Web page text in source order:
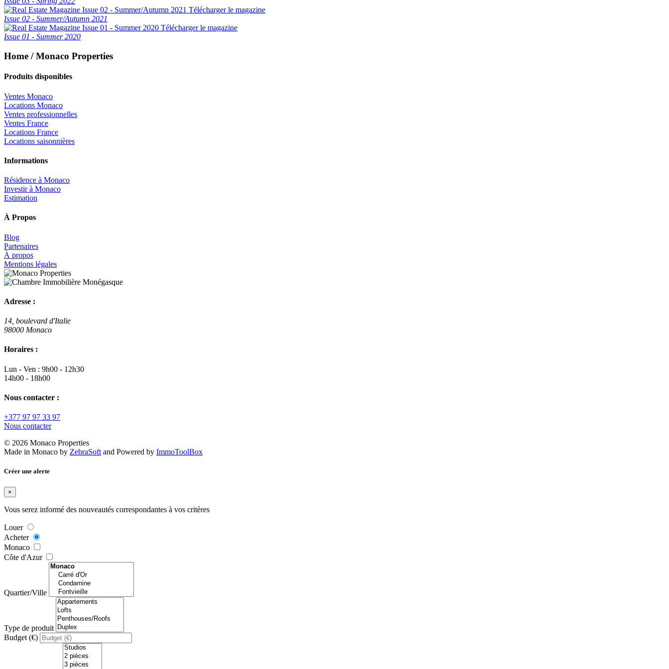
Télécharger le magazine
Issue 02 - Summer/Autumn 2021
Télécharger le magazine
Issue 01 - Summer 2020
Home / Monaco Properties
Produits disponibles
Ventes Monaco
Locations Monaco
Ventes professionnelles
Ventes France
Locations France
Locations saisonnières
Informations
Résidence à Monaco
Investir à Monaco
Estimation
À Propos
Blog
Partenaires
À propos
Mentions légales
Adresse :
14, boulevard d'Italie
98000 Monaco
Horaires :
Lun - Ven : 9h00 - 12h30
14h00 - 18h00
Nous contacter :
+377 97 97 33 97
Nous contacter
© 2026 Monaco Properties
Made in Monaco by ZebraSoft and Powered by ImmoToolBox
Créer une alerte
×
Vous serez informé des nouveautés correspondantes à vos critères
Louer
Acheter
Monaco
Côte d'Azur
Quartier/Ville
Type de produit
Budget (€)